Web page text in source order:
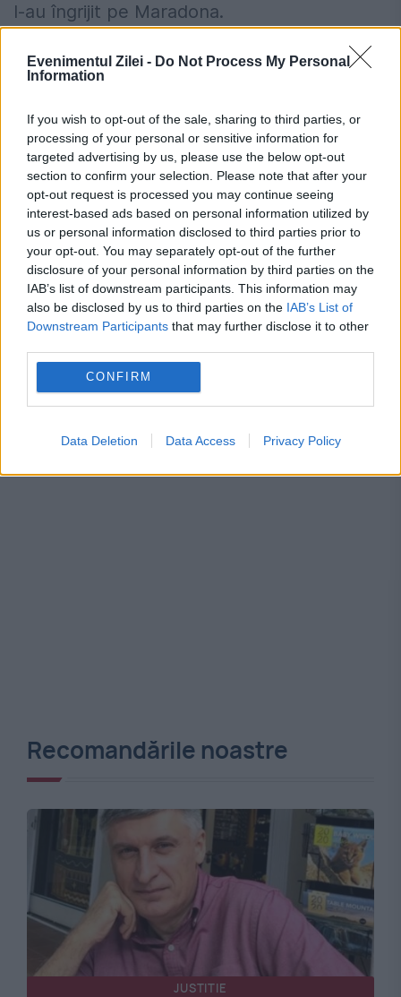
Evenimentul Zilei - Do Not Process My Personal
Information
If you wish to opt-out of the sale, sharing to third parties, or
processing of your personal or sensitive information for
targeted advertising by us, please use the below opt-out
section to confirm your selection. Please note that after your
opt-out request is processed you may continue seeing
interest-based ads based on personal information utilized by
us or personal information disclosed to third parties prior to
your opt-out. You may separately opt-out of the further
disclosure of your personal information by third parties on the
IAB’s list of downstream participants. This information may
also be disclosed by us to third parties on the IAB’s List of
Downstream Participants that may further disclose it to other
CONFIRM
Data Deletion Data Access Privacy Policy
l-au îngrijit pe Maradona.
ANM schimbă prognoza: furtuni
avertizărilor pentru următoarele trei zile
Prețurile carburanților joi, 6 august
2026. Lista stațiilor cu cele mai mici
tarife
ancheta argentina
diego armando maradona neglijenta omor
proces ucis
Recomandările noastre
JUSTITIE